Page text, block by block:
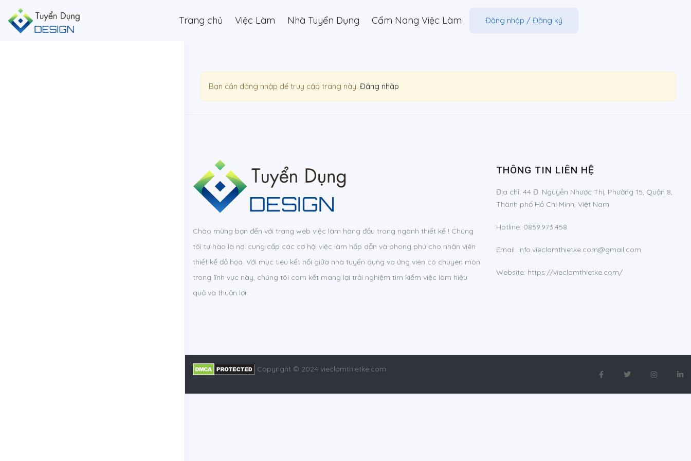
Trang chủ Việc Làm Nhà Tuyển Dụng Cẩm Nang Việc Làm Đăng nhập / Đăng ký
Bạn cần đăng nhập để truy cập trang này. Đăng nhập
Chào mừng bạn đến với trang web việc làm hàng đầu trong ngành thiết kế ! Chúng
tôi tự hào là nơi cung cấp các cơ hội việc làm hấp dẫn và phong phú cho nhân viên
thiết kế đồ họa. Với mục tiêu kết nối giữa nhà tuyển dụng và ứng viên có chuyên môn
trong lĩnh vực này, chúng tôi cam kết mang lại trải nghiệm tìm kiếm việc làm hiệu
quả và thuận lợi.
THÔNG TIN LIÊN HỆ
Địa chỉ:44 Đ. Nguyễn Nhược Thị, Phường 15, Quận 8,
Thành phố Hồ Chí Minh, Việt Nam
Hotline: 0859.973.458
Email: info.vieclamthietke.com@gmail.com
Website: https://vieclamthietke.com/
Copyright © 2024 vieclamthietke.com